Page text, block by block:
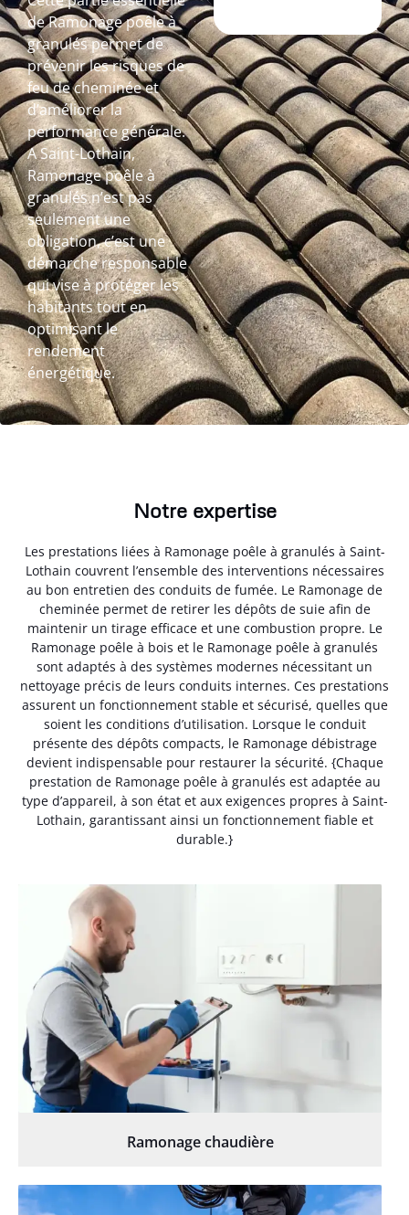
de Ramonage poêle à
granulés permet de
prévenir les risques de
feu de cheminée et
d’améliorer la
performance générale.
A Saint-Lothain,
Ramonage poêle à
granulés n’est pas
seulement une
obligation, c’est une
démarche responsable
qui vise à protéger les
habitants tout en
optimisant le
rendement
énergétique.
Notre expertise
Les prestations liées à Ramonage poêle à granulés à Saint-
Lothain couvrent l’ensemble des interventions nécessaires
au bon entretien des conduits de fumée. Le Ramonage de
cheminée permet de retirer les dépôts de suie afin de
maintenir un tirage efficace et une combustion propre. Le
Ramonage poêle à bois et le Ramonage poêle à granulés
sont adaptés à des systèmes modernes nécessitant un
nettoyage précis de leurs conduits internes. Ces prestations
assurent un fonctionnement stable et sécurisé, quelles que
soient les conditions d’utilisation. Lorsque le conduit
présente des dépôts compacts, le Ramonage débistrage
devient indispensable pour restaurer la sécurité. {Chaque
prestation de Ramonage poêle à granulés est adaptée au
type d’appareil, à son état et aux exigences propres à Saint-
Lothain, garantissant ainsi un fonctionnement fiable et
durable.}
Ramonage chaudière